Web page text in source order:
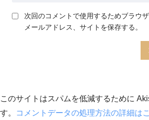
次回のコメントで使用するためブラウザ
メールアドレス、サイトを保存する。
このサイトはスパムを低減するために
す。
コメントデータの処理方法の詳細は